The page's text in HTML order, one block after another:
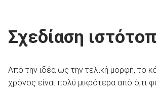
Σχεδίαση
Από την ιδέα ως την τελική μορφή, το
χρόνος είναι πολύ μικρότερα από ό,τι